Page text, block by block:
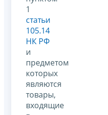
1
статьи
105.14
НК РФ
и
предметом
которых
являются
товары,
входящие